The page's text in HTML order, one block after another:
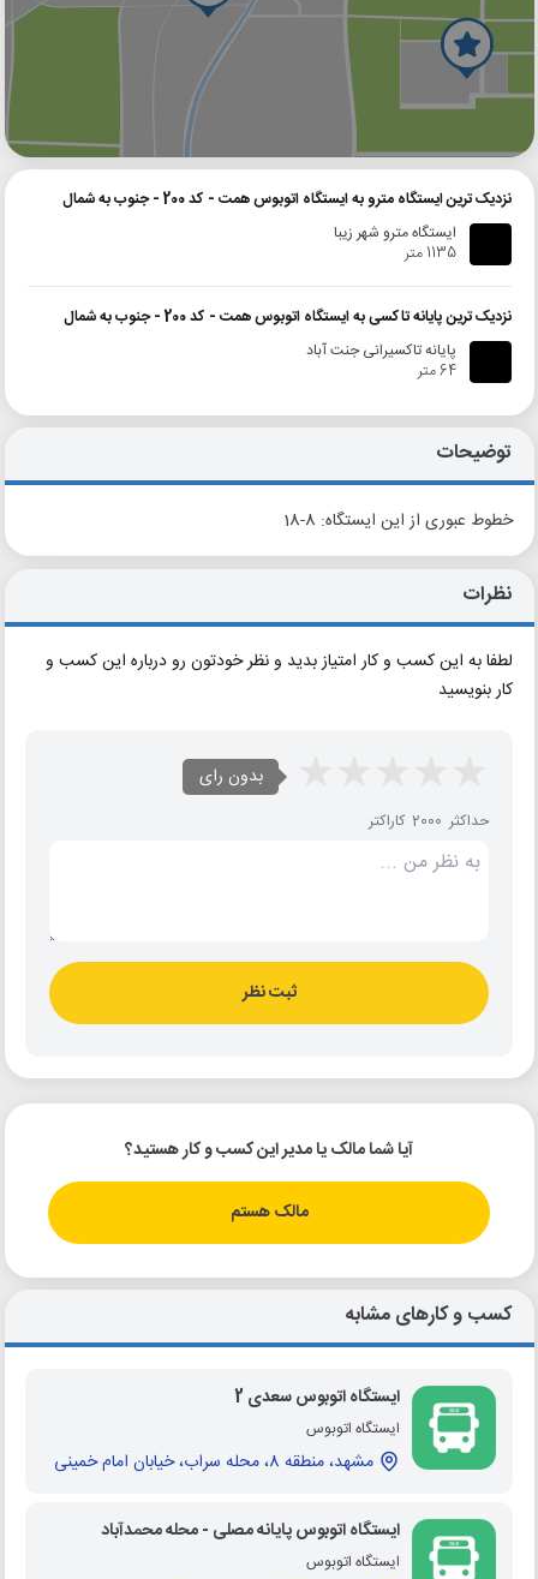
گوگل
نزدیک ترین ایستگاه مترو به ایستگاه اتوبوس همت - کد 200 - جنوب به شمال
ایستگاه مترو شهر زیبا
1135 متر
نزدیک ترین پایانه تاکسی به ایستگاه اتوبوس همت - کد 200 - جنوب به شمال
پایانه تاکسیرانی جنت آباد
64 متر
توضیحات
خطوط عبوری از این ایستگاه: 8-18
نظرات
لطفا به این کسب و کار امتیاز بدید و نظر خودتون رو درباره این کسب و
کار بنویسید
بدون رای
حداکثر 2000 کاراکتر
ثبت نظر
آیا شما مالک یا مدیر این کسب و کار هستید؟
مالک هستم
کسب و کارهای مشابه
ایستگاه اتوبوس سعدی 2
ایستگاه اتوبوس
مشهد، منطقه 8، محله سراب، خیابان امام خمینی
ایستگاه اتوبوس پایانه مصلی - محله محمدآباد
ایستگاه اتوبوس